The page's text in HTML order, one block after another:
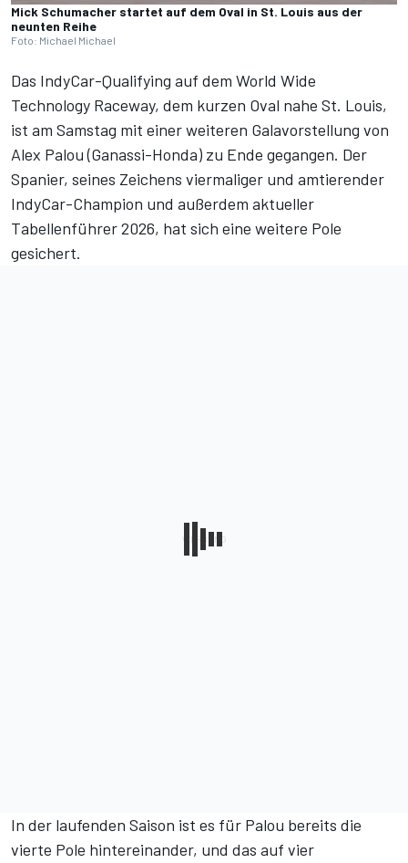
Mick Schumacher startet auf dem Oval in St. Louis aus der
neunten Reihe
Foto: Michael Michael
Das IndyCar-Qualifying auf dem World Wide
Technology Raceway, dem kurzen Oval nahe St. Louis,
ist am Samstag mit einer weiteren Galavorstellung von
Alex Palou (Ganassi-Honda) zu Ende gegangen. Der
Spanier, seines Zeichens viermaliger und amtierender
IndyCar-Champion und außerdem aktueller
Tabellenführer 2026, hat sich eine weitere Pole
gesichert.
In der laufenden Saison ist es für Palou bereits die
vierte Pole hintereinander, und das auf vier